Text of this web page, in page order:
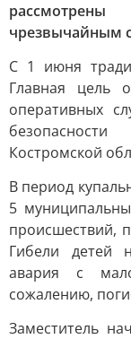
чрезвычайным
С 1 июня
Главная цель
оперативных
Костромской
В период
5
происшествий,
Гибели детей
авария с
сожалению,
Заместитель